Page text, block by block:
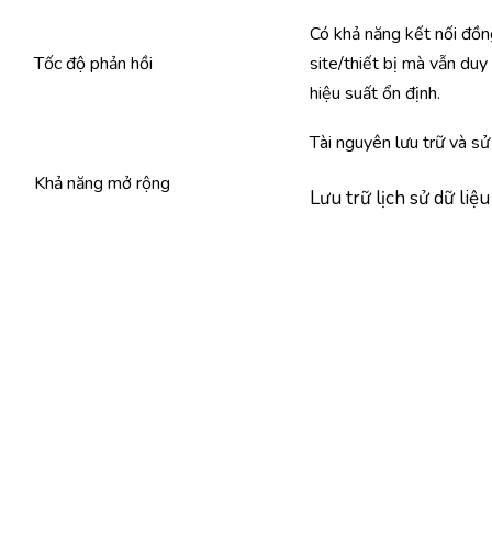
Tốc độ phản hồi
Có khả năng kết nối
site/thiết bị mà vẫn
hiệu suất ổn định.
Khả năng mở rộng
Tài nguyên lưu trữ và
Lưu trữ lịch sử dữ liệu